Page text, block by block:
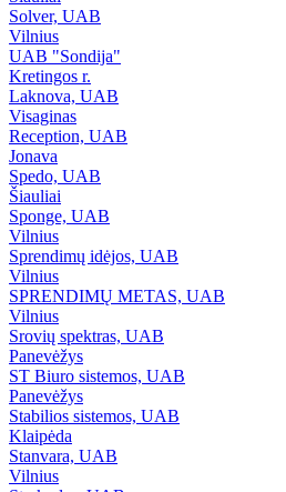
Solver, UAB
Vilnius
UAB "Sondija"
Kretingos r.
Laknova, UAB
Visaginas
Reception, UAB
Jonava
Spedo, UAB
Šiauliai
Sponge, UAB
Vilnius
Sprendimų idėjos, UAB
Vilnius
SPRENDIMŲ METAS, UAB
Vilnius
Srovių spektras, UAB
Panevėžys
ST Biuro sistemos, UAB
Panevėžys
Stabilios sistemos, UAB
Klaipėda
Stanvara, UAB
Vilnius